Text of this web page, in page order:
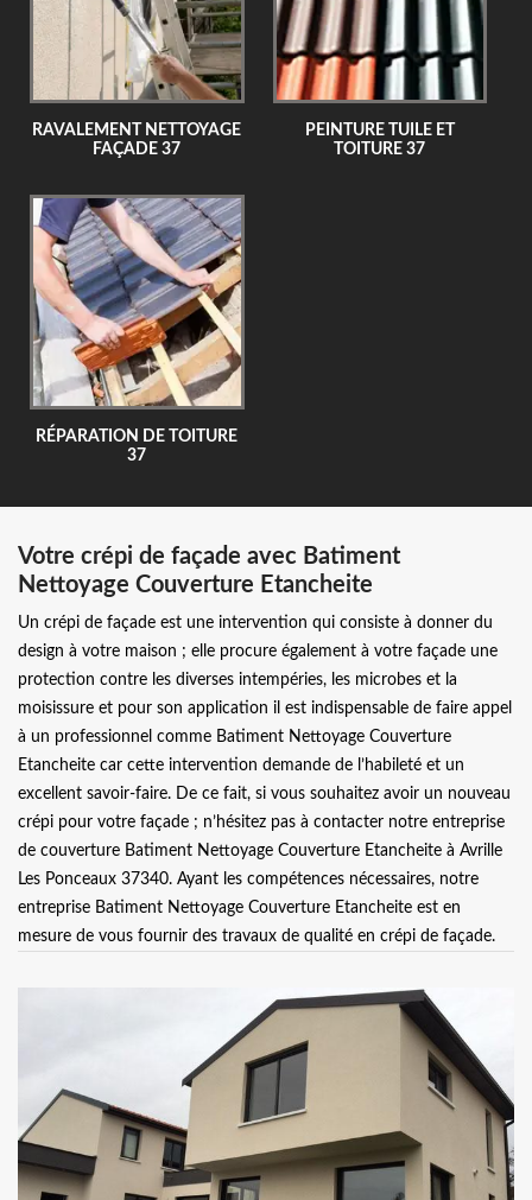
RAVALEMENT NETTOYAGE
FAÇADE 37
PEINTURE TUILE ET
TOITURE 37
RÉPARATION DE TOITURE
37
Votre crépi de façade avec Batiment
Nettoyage Couverture Etancheite
Un crépi de façade est une intervention qui consiste à donner du
design à votre maison ; elle procure également à votre façade une
protection contre les diverses intempéries, les microbes et la
moisissure et pour son application il est indispensable de faire appel
à un professionnel comme Batiment Nettoyage Couverture
Etancheite car cette intervention demande de l’habileté et un
excellent savoir-faire. De ce fait, si vous souhaitez avoir un nouveau
crépi pour votre façade ; n’hésitez pas à contacter notre entreprise
de couverture Batiment Nettoyage Couverture Etancheite à Avrille
Les Ponceaux 37340. Ayant les compétences nécessaires, notre
entreprise Batiment Nettoyage Couverture Etancheite est en
mesure de vous fournir des travaux de qualité en crépi de façade.